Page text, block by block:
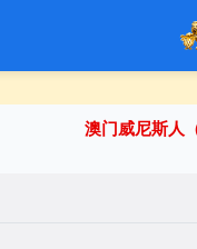
澳门威尼斯人